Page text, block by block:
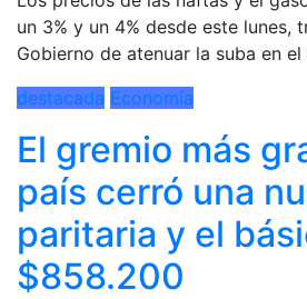
un 3% y un 4% desde este lunes,
Gobierno de atenuar la suba en
destacada Economía
El gremio más
país cerró una
paritaria y el
$858.200